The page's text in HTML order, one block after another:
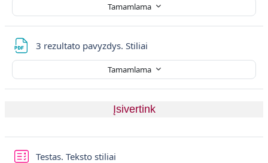
Tamamlama
3 rezultato pavyzdys. Stiliai
Tamamlama
Įsivertink
Testas. Teksto stiliai